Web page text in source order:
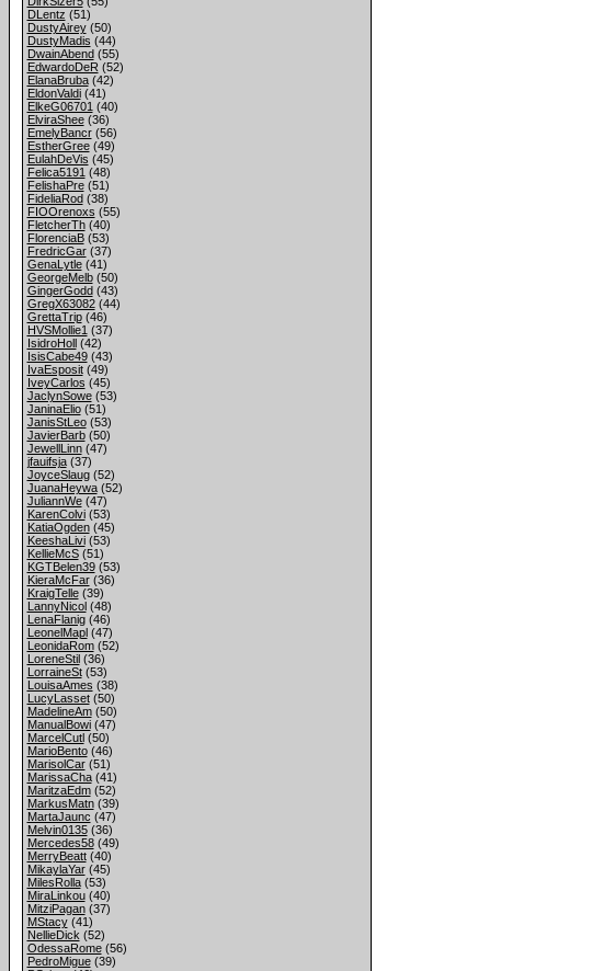
DLentz (51)
DustyAirey(50)
DustyMadis (44)
DwainAbend(55)
EdwardoDeR (52)
ElanaBruba(42)
EldonValdi(41)
ElkeG06701 (40)
ElviraShee(36)
EmelyBancr(56)
EstherGree(49)
EulahDeVis (45)
Felica5191 (48)
FelishaPre(51)
FideliaRod(38)
FIOOrenoxs (55)
FletcherTh(40)
FlorenciaB(53)
FredricGar(37)
GenaLytle(41)
GeorgeMelb(50)
GingerGodd(43)
GregX63082(44)
GrettaTrip(46)
HVSMollie1 (37)
IsidroHoll(42)
IsisCabe49(43)
IvaEsposit(49)
IveyCarlos (45)
JaclynSowe(53)
JaninaElio(51)
JanisStLeo(53)
JavierBarb(50)
JewellLinn(47)
jfauifsja(37)
JoyceSlaug(52)
JuanaHeywa(52)
JuliannWe(47)
KarenColvi(53)
KatiaOgden(45)
KeeshaLivi(53)
KellieMcS(51)
KGTBelen39(53)
KieraMcFar(36)
KraigTelle(39)
LannyNicol(48)
LenaFlanig(46)
LeonelMapl(47)
LeonidaRom(52)
LoreneStil(36)
LorraineSt(53)
LouisaAmes (38)
LucyLasset(50)
MadelineAm(50)
ManualBowi(47)
MarcelCutl(50)
MarioBento(46)
MarisolCar(51)
MarissaCha(41)
MaritzaEdm(52)
MarkusMatn(39)
MartaJaunc (47)
Melvin0135(36)
Mercedes58(49)
MerryBeatt(40)
MikaylaYar(45)
MilesRolla(53)
MiraLinkou(40)
MitziPagan(37)
MStacy(41)
NellieDick (52)
OdessaRome(56)
PedroMigue(39)